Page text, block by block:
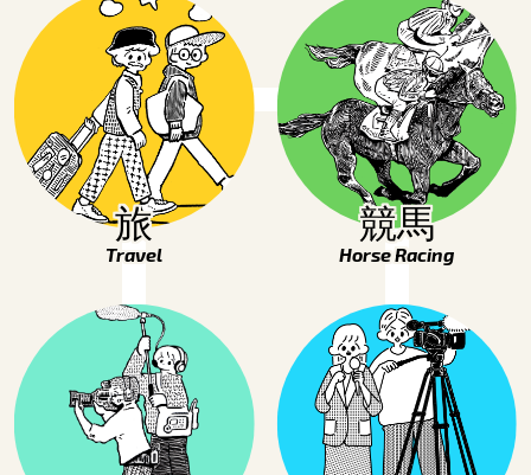
Travel
旅
Horse Racing
競馬